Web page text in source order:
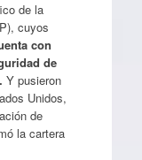
de la
cuyos
con
de
Y pusieron
Unidos,
de
la cartera